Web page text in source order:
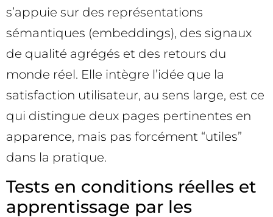
s’appuie sur des représentations
sémantiques (embeddings), des signaux
de qualité agrégés et des retours du
monde réel. Elle intègre l’idée que la
satisfaction utilisateur, au sens large, est ce
qui distingue deux pages pertinentes en
apparence, mais pas forcément “utiles”
dans la pratique.
Tests en conditions réelles et
apprentissage par les